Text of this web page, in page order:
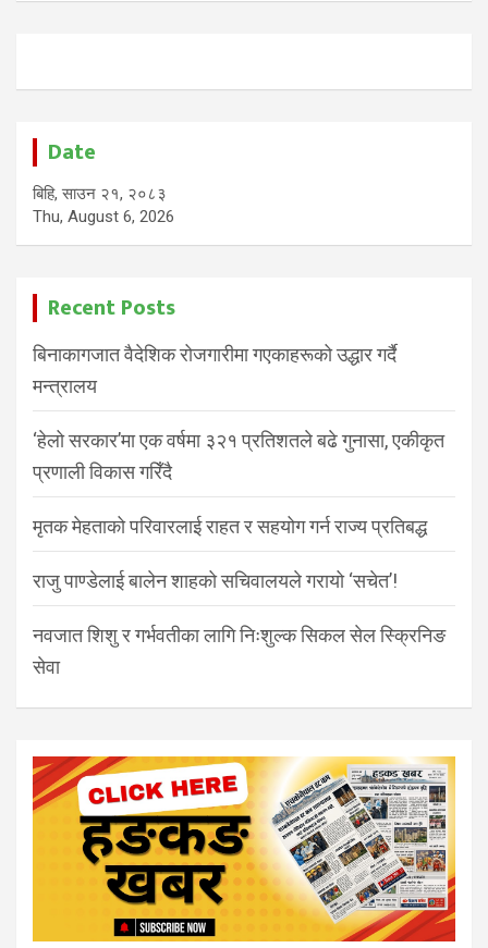
Date
बिहि, साउन २१, २०८३
Thu, August 6, 2026
Recent Posts
बिनाकागजात वैदेशिक रोजगारीमा गएकाहरूको उद्धार गर्दै
मन्त्रालय
‘हेलो सरकार’मा एक वर्षमा ३२१ प्रतिशतले बढे गुनासा, एकीकृत
प्रणाली विकास गरिँदै
मृतक मेहताको परिवारलाई राहत र सहयोग गर्न राज्य प्रतिबद्ध
राजु पाण्डेलाई बालेन शाहको सचिवालयले गरायो ‘सचेत’!
नवजात शिशु र गर्भवतीका लागि निःशुल्क सिकल सेल स्क्रिनिङ
सेवा